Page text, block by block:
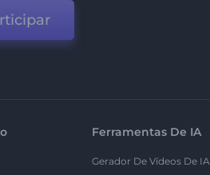
Ferramentas De IA
Gerador De Vídeos De IA